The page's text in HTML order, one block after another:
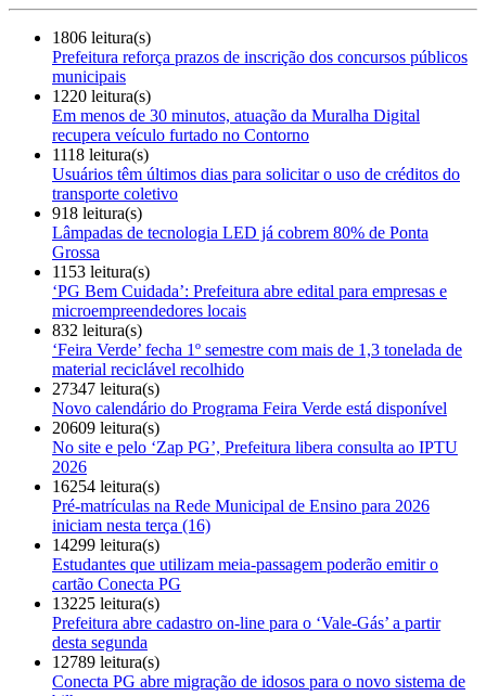
1806 leitura(s)
Prefeitura reforça prazos de inscrição dos concursos públicos
municipais
1220 leitura(s)
Em menos de 30 minutos, atuação da Muralha Digital
recupera veículo furtado no Contorno
1118 leitura(s)
Usuários têm últimos dias para solicitar o uso de créditos do
transporte coletivo
918 leitura(s)
Lâmpadas de tecnologia LED já cobrem 80% de Ponta
Grossa
1153 leitura(s)
‘PG Bem Cuidada’: Prefeitura abre edital para empresas e
microempreendedores locais
832 leitura(s)
‘Feira Verde’ fecha 1º semestre com mais de 1,3 tonelada de
material reciclável recolhido
27347 leitura(s)
Novo calendário do Programa Feira Verde está disponível
20609 leitura(s)
No site e pelo ‘Zap PG’, Prefeitura libera consulta ao IPTU
2026
16254 leitura(s)
Pré-matrículas na Rede Municipal de Ensino para 2026
iniciam nesta terça (16)
14299 leitura(s)
Estudantes que utilizam meia-passagem poderão emitir o
cartão Conecta PG
13225 leitura(s)
Prefeitura abre cadastro on-line para o ‘Vale-Gás’ a partir
desta segunda
12789 leitura(s)
Conecta PG abre migração de idosos para o novo sistema de